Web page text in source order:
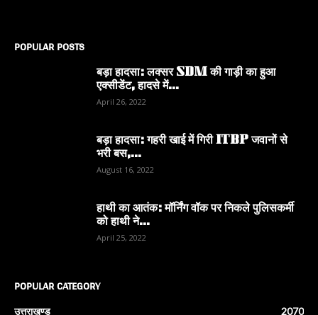
POPULAR POSTS
बड़ा हादसा: लक्सर SDM की गाड़ी का हुआ
एक्सीडेंट, हादसे में...
April 26, 2022
बड़ा हादसा: गहरी खाई में गिरी ITBP जवानों से
भरी बस,...
August 16, 2022
हाथी का आतंक: मॉर्निंग वॉक पर निकले पुलिसकर्मी
को हाथी ने...
April 25, 2022
POPULAR CATEGORY
उत्तराखण्ड 2070